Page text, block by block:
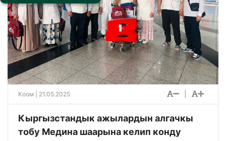
Коом | 21.05.2025
Кыргызстандык ажылардын алгачкы
тобу Медина шаарына келип конду